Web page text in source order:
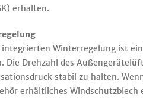
erhalten.
Winterregelung ist
Die Drehzahl des
stabil zu halten.
erhältliches Windschutzblech